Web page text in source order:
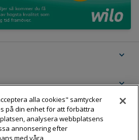
expand_more
expand_more
alla cookies" samtycker
på din enhet för att förbättra
analysera webbplatsens
annonsering efter
med våra